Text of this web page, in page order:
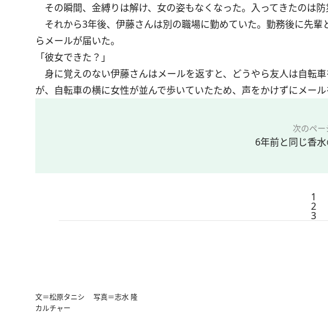
その瞬間、金縛りは解け、女の姿もなくなった。入ってきたのは防
それから3年後、伊藤さんは別の職場に勤めていた。勤務後に先
らメールが届いた。
「彼女できた？」
身に覚えのない伊藤さんはメールを返すと、どうやら友人は自転
が、自転車の横に女性が並んで歩いていたため、声をかけずにメール
次のペー
6年前と同じ香
1
2
3
文＝松原タニシ 写真＝志水 隆
カルチャー